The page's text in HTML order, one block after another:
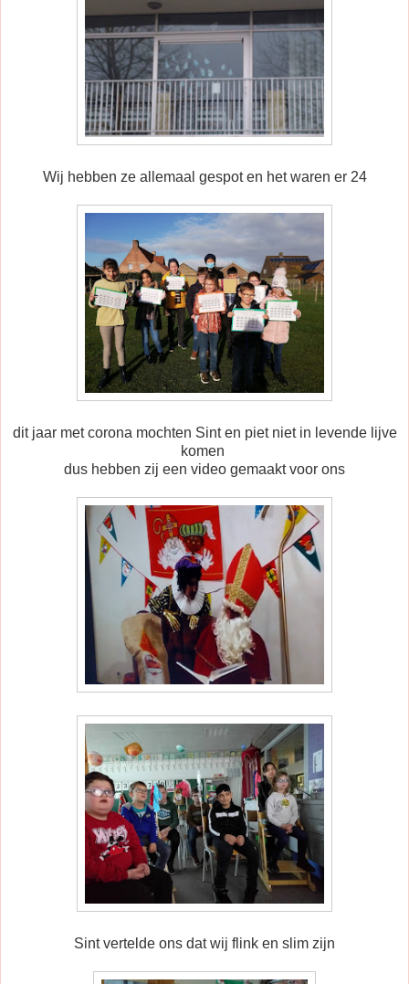
Wij hebben ze allemaal gespot en het waren er 24
dit jaar met corona mochten Sint en piet niet in levende lijve
komen
dus hebben zij een video gemaakt voor ons
Sint vertelde ons dat wij flink en slim zijn